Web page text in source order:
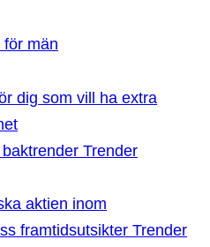
män
dig som vill ha extra
Trender
aktien inom
framtidsutsikter Trender